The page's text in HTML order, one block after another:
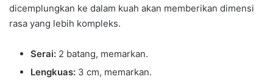
dicemplungkan ke dalam kuah akan memberikan dimensi
rasa yang lebih kompleks.
Serai: 2 batang, memarkan.
Lengkuas: 3 cm, memarkan.